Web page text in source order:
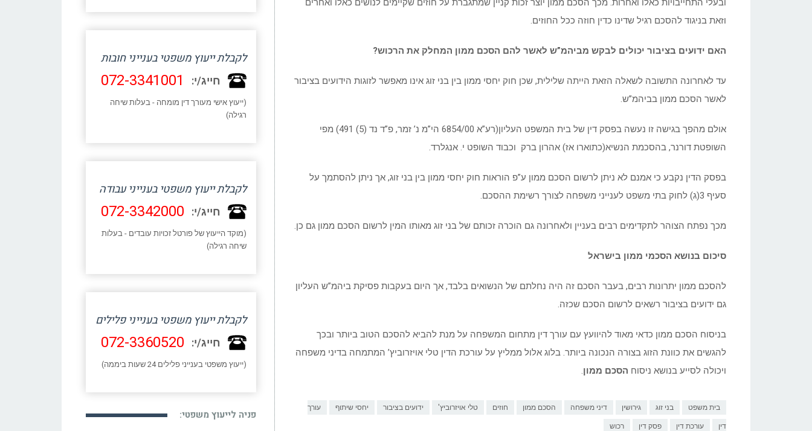
ובעלי התחייבויות כאלו ואחרות. מכך הסכם ממון יוצר זכות קניין שמתגברת על חוזים שקיימים לנושים כאלו ואחרים
וזאת בניגוד להסכם רגיל שדינו כדין חוזה ככל החוזים.
האם ידועים בציבור יכולים לבקש מביהמ”ש לאשר להם הסכם ממון המחלק את הרכוש?
עד לאחרונה התשובה לשאלה הזאת הייתה שלילית, שכן חוק יחסי ממון בין בני זוג אינו מאפשר לזוגות הידועים בציבור
לאשר הסכם ממון בביהמ”ש.
אולם מהפך בגישה זו נעשה בפסק דין של בית המשפט העליון(רע”א 6854/00 הי”מ נ’ זמר, פ”ד נד (5) 491) מפי
השופטת דורנר, בהסכמת הנשיא(כתוארו אז) אהרון ברק וכבוד השופט י. אנגלרד.
בפסק הדין נקבע כי אמנם לא ניתן לרשום הסכם ממון ע”פ הוראות חוק יחסי ממון בין בני זוג, אך ניתן להסתמך על
סעיף 3(ג) לחוק בתי משפט לענייני משפחה לצורך רשימת ההסכם.
מכך נפתח הצוהר לתקדימים רבים בעניין ולאחרונה גם הוכרה זכותם של בני זוג מאותו המין לרשום הסכם ממון גם כן.
סיכום בנושא הסכמי ממון בישראל
להסכם ממון יתרונות רבים, בעבר הסכם זה היה נחלתם של הנשואים בלבד, אך היום בעקבות פסיקת ביהמ”ש העליון
גם ידועים בציבור רשאים לרשום הסכם שכזה.
בניסוח הסכם ממון כדאי מאוד להיוועץ עם עורך דין מתחום המשפחה על מנת להביא להסכם הטוב ביותר ובכך
להגשים את כוונת הזוג בצורה הנכונה ביותר. בלוג אלול ממליץ על עורכת הדין טלי אויזרוביץ’ המתמחה בדיני משפחה
ויכולה לסייע בנושא ניסוח הסכם ממון.
בית משפט בני זוג גירושין דיני משפחה הסכם ממון חוזים טלי אויזרוביץ' ידועים בציבור יחסי שיתוף עורך
דין עורכת דין פסק דין רכוש
לקבלת ייעוץ משפטי בענייני חובות
חייג/י: 072-3341001
(ייעוץ אישי מעורך דין מומחה - בעלות שיחה
רגילה)
לקבלת ייעוץ משפטי בענייני עבודה
חייג/י: 072-3342000
(מוקד הייעוץ של פורטל זכויות עובדים - בעלות
שיחה רגילה)
לקבלת ייעוץ משפטי בענייני פלילים
חייג/י: 072-3360520
(ייעוץ משפטי בענייני פלילים 24 שעות ביממה)
פניה לייעוץ משפטי: